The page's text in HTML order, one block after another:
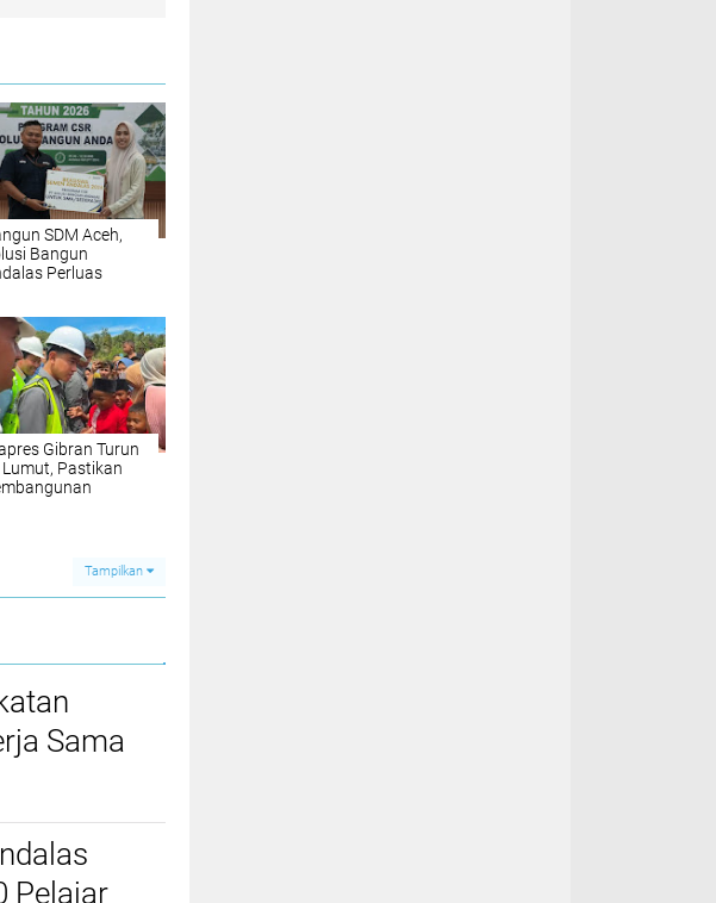
SDM Aceh,
Bangun
Perluas
Gibran Turun
Lumut, Pastikan
Tampilkan
Sama
Pelajar